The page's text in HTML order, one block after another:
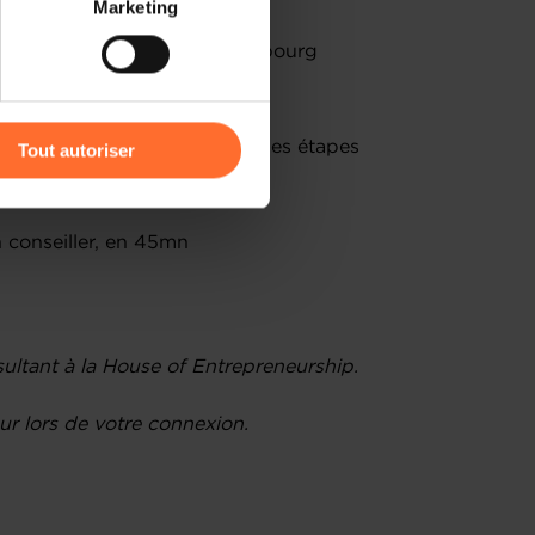
être affectées en
Marketing
Tout autoriser
entrepreneurs au Luxembourg
et fiscaux à connaître
d’établissement et les étapes
conseiller, en 45mn
à la House of Entrepreneurship.
lors de votre connexion.